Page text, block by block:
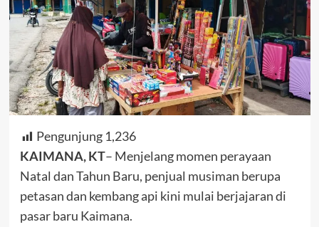
Pengunjung 1,236
KAIMANA, KT– Menjelang momen perayaan
Natal dan Tahun Baru, penjual musiman berupa
petasan dan kembang api kini mulai berjajaran di
pasar baru Kaimana.